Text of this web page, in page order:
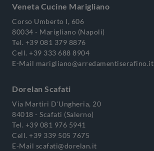
Veneta Cucine Marigliano
Corso Umberto I, 606
80034 - Marigliano (Napoli)
Tel. +39 081 379 8876
Cell. +39 333 688 8904
E-Mail marigliano@arredamentiserafino.it
Dorelan Scafati
Via Martiri D'Ungheria, 20
84018 - Scafati (Salerno)
Tel. +39 081 976 5941
Cell. +39 339 505 7675
E-Mail scafati@dorelan.it